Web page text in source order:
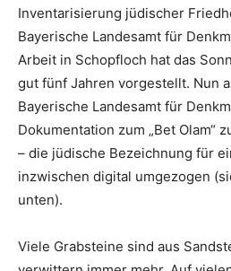
Inventarisierung jüdischer
Bayerische Landesamt für
Arbeit in Schopfloch hat das
gut fünf Jahren vorgestellt. Nun
Bayerische Landesamt für
Dokumentation zum „Bet Olam“
– die jüdische Bezeichnung für
inzwischen digital umgezogen
unten).
Viele Grabsteine sind aus